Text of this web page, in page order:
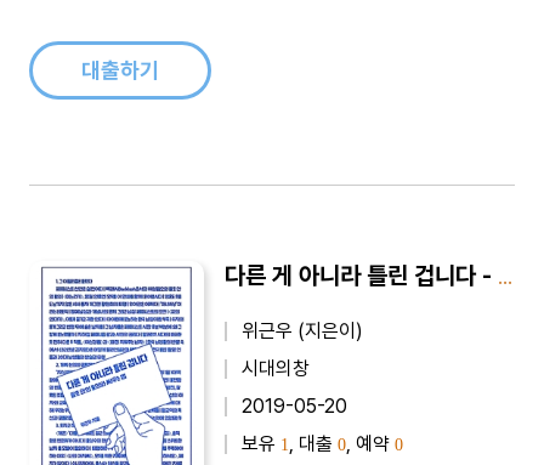
책이다. 그는 공직사회에서 오랫동..
대출하기
다른 게 아니라 틀린 겁니다 - 괄호 안의 불의와 싸우는 법
위근우 (지은이)
시대의창
2019-05-20
보유 1 , 대출 0 , 예약 0